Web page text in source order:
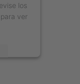
los
ver